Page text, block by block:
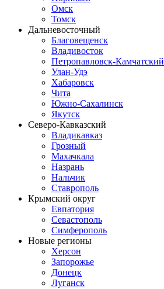
Омск
Томск
Дальневосточный
Благовещенск
Владивосток
Петропавловск-Камчатский
Улан-Удэ
Хабаровск
Чита
Южно-Сахалинск
Якутск
Северо-Кавказский
Владикавказ
Грозный
Махачкала
Назрань
Нальчик
Ставрополь
Крымский округ
Евпатория
Севастополь
Симферополь
Новые регионы
Херсон
Запорожье
Донецк
Луганск